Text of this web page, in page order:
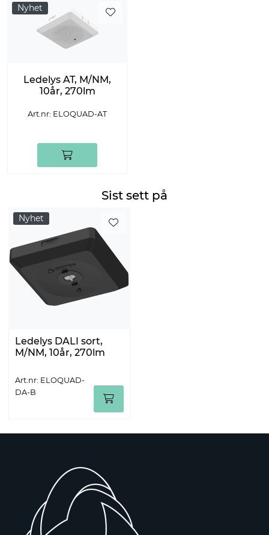
Nyhet
Ledelys AT, M/NM,
10år, 270lm
Art.nr: ELOQUAD-AT
Sist sett på
Nyhet
Ledelys DALI sort,
M/NM, 10år, 270lm
Art.nr: ELOQUAD-
DA-B